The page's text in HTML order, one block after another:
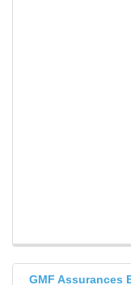
GMF Assurances